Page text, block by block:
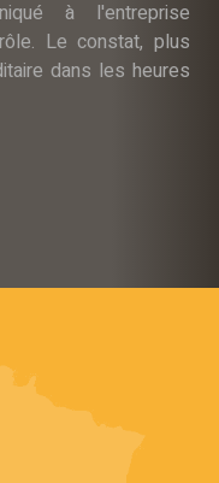
à l'entreprise
Le constat, plus
dans les heures